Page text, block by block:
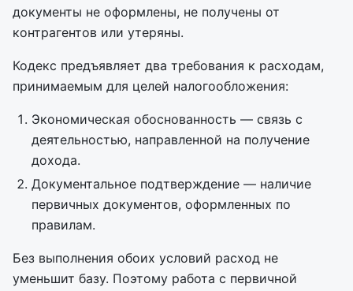
документы не оформлены, не получены от
контрагентов или утеряны.
Кодекс предъявляет два требования к расходам,
принимаемым для целей налогообложения:
Экономическая обоснованность — связь с
деятельностью, направленной на получение
дохода.
Документальное подтверждение — наличие
первичных документов, оформленных по
правилам.
Без выполнения обоих условий расход не
уменьшит базу. Поэтому работа с первичной